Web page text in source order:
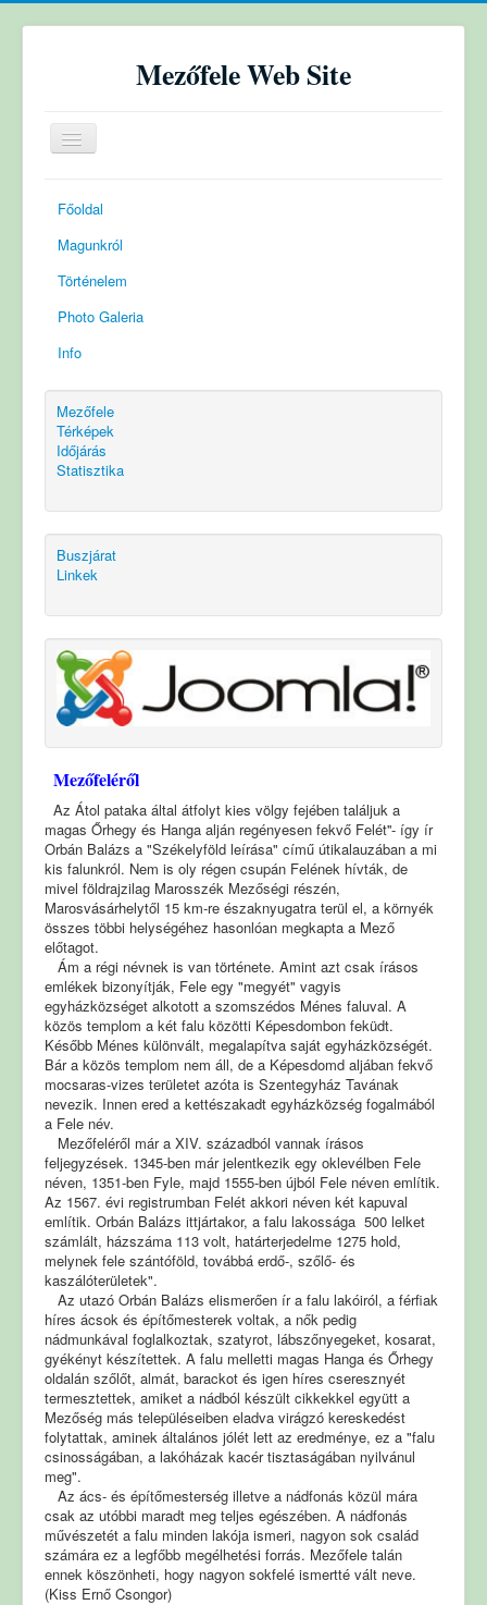
Mezőfele Web Site
Toggle
Navigation
Főoldal
Magunkról
Történelem
Photo Galeria
Info
Mezőfele
Térképek
Időjárás
Statisztika
Buszjárat
Linkek
Mezőfeléről
Az Átol pataka által átfolyt kies völgy fejében találjuk a
magas Őrhegy és Hanga alján regényesen fekvő Felét''- így ír
Orbán Balázs a "Székelyföld leírása" című útikalauzában a mi
kis falunkról. Nem is oly régen csupán Felének hívták, de
mivel földrajzilag Marosszék Mezőségi részén,
Marosvásárhelytől 15 km-re északnyugatra terül el, a környék
összes többi helységéhez hasonlóan megkapta a Mező
előtagot.
Ám a régi névnek is van története. Amint azt csak írásos
emlékek bizonyítják, Fele egy "megyét" vagyis
egyházközséget alkotott a szomszédos Ménes faluval. A
közös templom a két falu közötti Képesdombon feküdt.
Később Ménes különvált, megalapítva saját egyházközségét.
Bár a közös templom nem áll, de a Képesdomd aljában fekvő
mocsaras-vizes területet azóta is Szentegyház Tavának
nevezik. Innen ered a kettészakadt egyházközség fogalmából
a Fele név.
Mezőfeléről már a XIV. századból vannak írásos
feljegyzések. 1345-ben már jelentkezik egy oklevélben Fele
néven, 1351-ben Fyle, majd 1555-ben újból Fele néven említik.
Az 1567. évi registrumban Felét akkori néven két kapuval
említik. Orbán Balázs ittjártakor, a falu lakossága 500 lelket
számlált, házszáma 113 volt, határterjedelme 1275 hold,
melynek fele szántóföld, továbbá erdő-, szőlő- és
kaszálóterületek".
Az utazó Orbán Balázs elismerően ír a falu lakóiról, a férfiak
híres ácsok és építőmesterek voltak, a nők pedig
nádmunkával foglalkoztak, szatyrot, lábszőnyegeket, kosarat,
gyékényt készítettek. A falu melletti magas Hanga és Őrhegy
oldalán szőlőt, almát, barackot és igen híres cseresznyét
termesztettek, amiket a nádból készült cikkekkel együtt a
Mezőség más településeiben eladva virágzó kereskedést
folytattak, aminek általános jólét lett az eredménye, ez a "falu
csinosságában, a lakóházak kacér tisztaságában nyilvánul
meg".
Az ács- és építőmesterség illetve a nádfonás közül mára
csak az utóbbi maradt meg teljes egészében. A nádfonás
művészetét a falu minden lakója ismeri, nagyon sok család
számára ez a legfőbb megélhetési forrás. Mezőfele talán
ennek köszönheti, hogy nagyon sokfelé ismertté vált neve.
(Kiss Ernő Csongor)